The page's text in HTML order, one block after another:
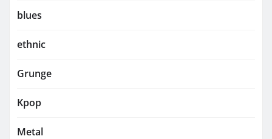
blues
ethnic
Grunge
Kpop
Metal